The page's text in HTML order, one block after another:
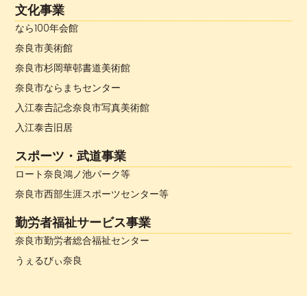
文化事業
なら100年会館
奈良市美術館
奈良市杉岡華邨書道美術館
奈良市ならまちセンター
入江泰𠮷記念奈良市写真美術館
入江泰𠮷旧居
スポーツ・武道事業
ロート奈良鴻ノ池パーク等
奈良市西部生涯スポーツセンター等
勤労者福祉サービス事業
奈良市勤労者総合福祉センター
うぇるびぃ奈良